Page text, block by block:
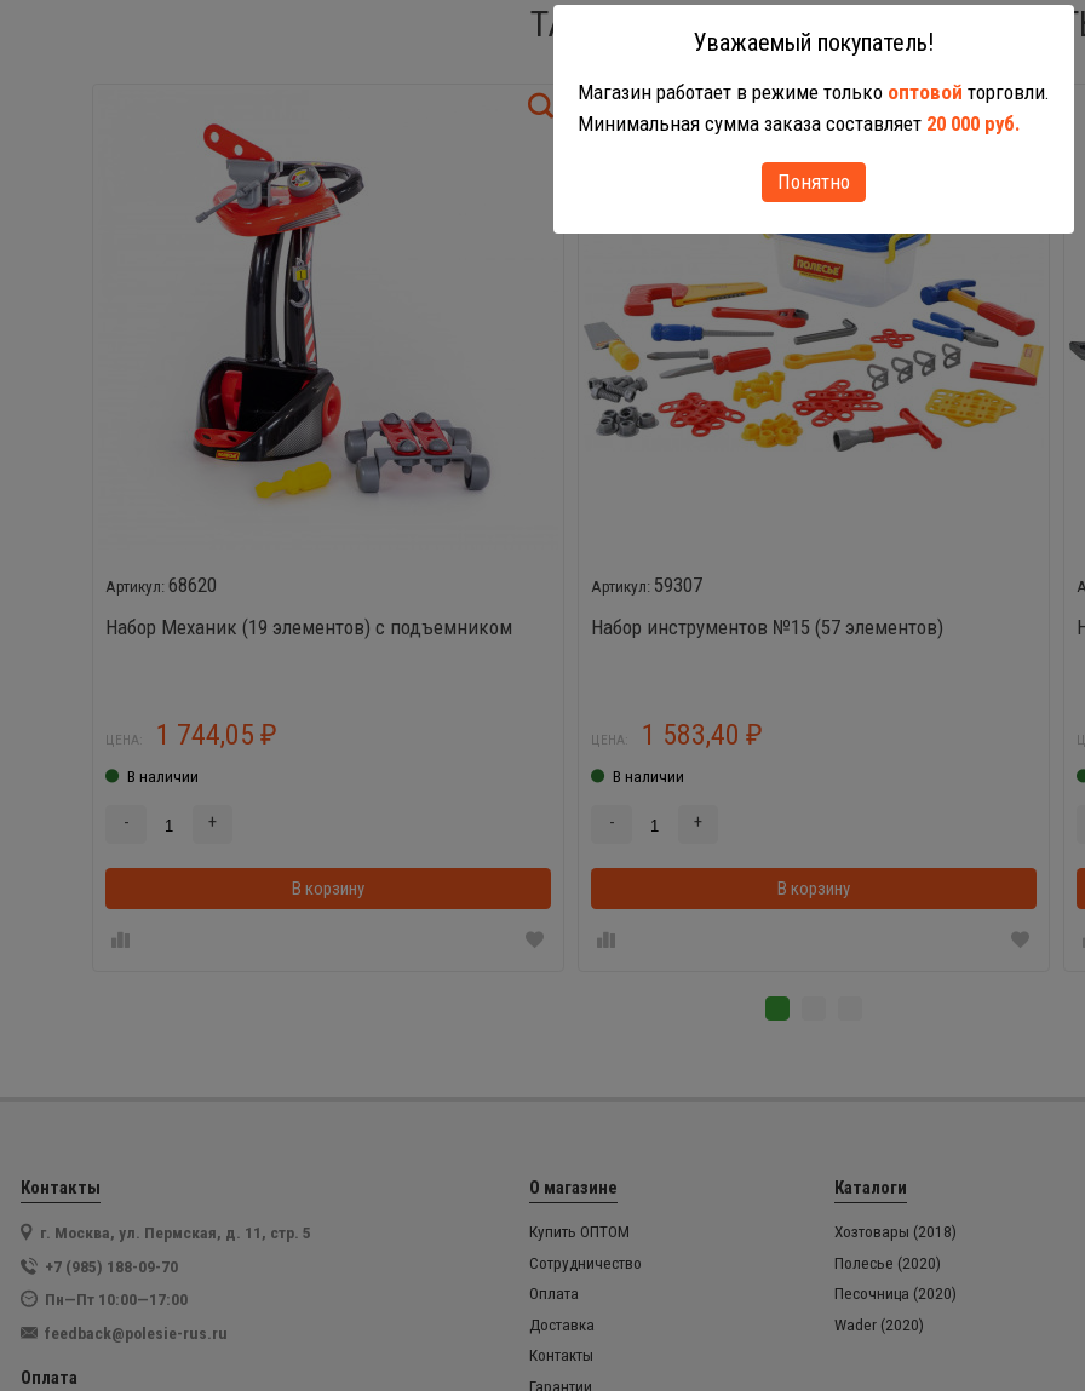
ТАКЖЕ ВАС МОГУТ
68620
Набор Механик (19 элементов) с подъемником
ЦЕНА: 1 744,05 ₽
В наличии
- +
В корзину В корзинке
59307
Набор инструментов №15 (57 элементов)
ЦЕНА: 1 583,40 ₽
В наличии
- +
В корзину
Контакты
г. Москва, ул. Пермская, д. 11, стр. 5
+7 (985) 188-09-70
Пн—Пт 10:00—17:00
feedback@polesie-rus.ru
Оплата
О магазине
Купить ОПТОМ
Сотрудничество
Оплата
Доставка
Контакты
Гарантии
Каталоги
Хозтовары (2018)
Полесье (2020)
Песочница (2020)
Wader (2020)
Уважаемый покупатель!
Магазин работает в режиме только оптовой торговли.
Минимальная сумма заказа составляет 20 000 руб.
Понятно